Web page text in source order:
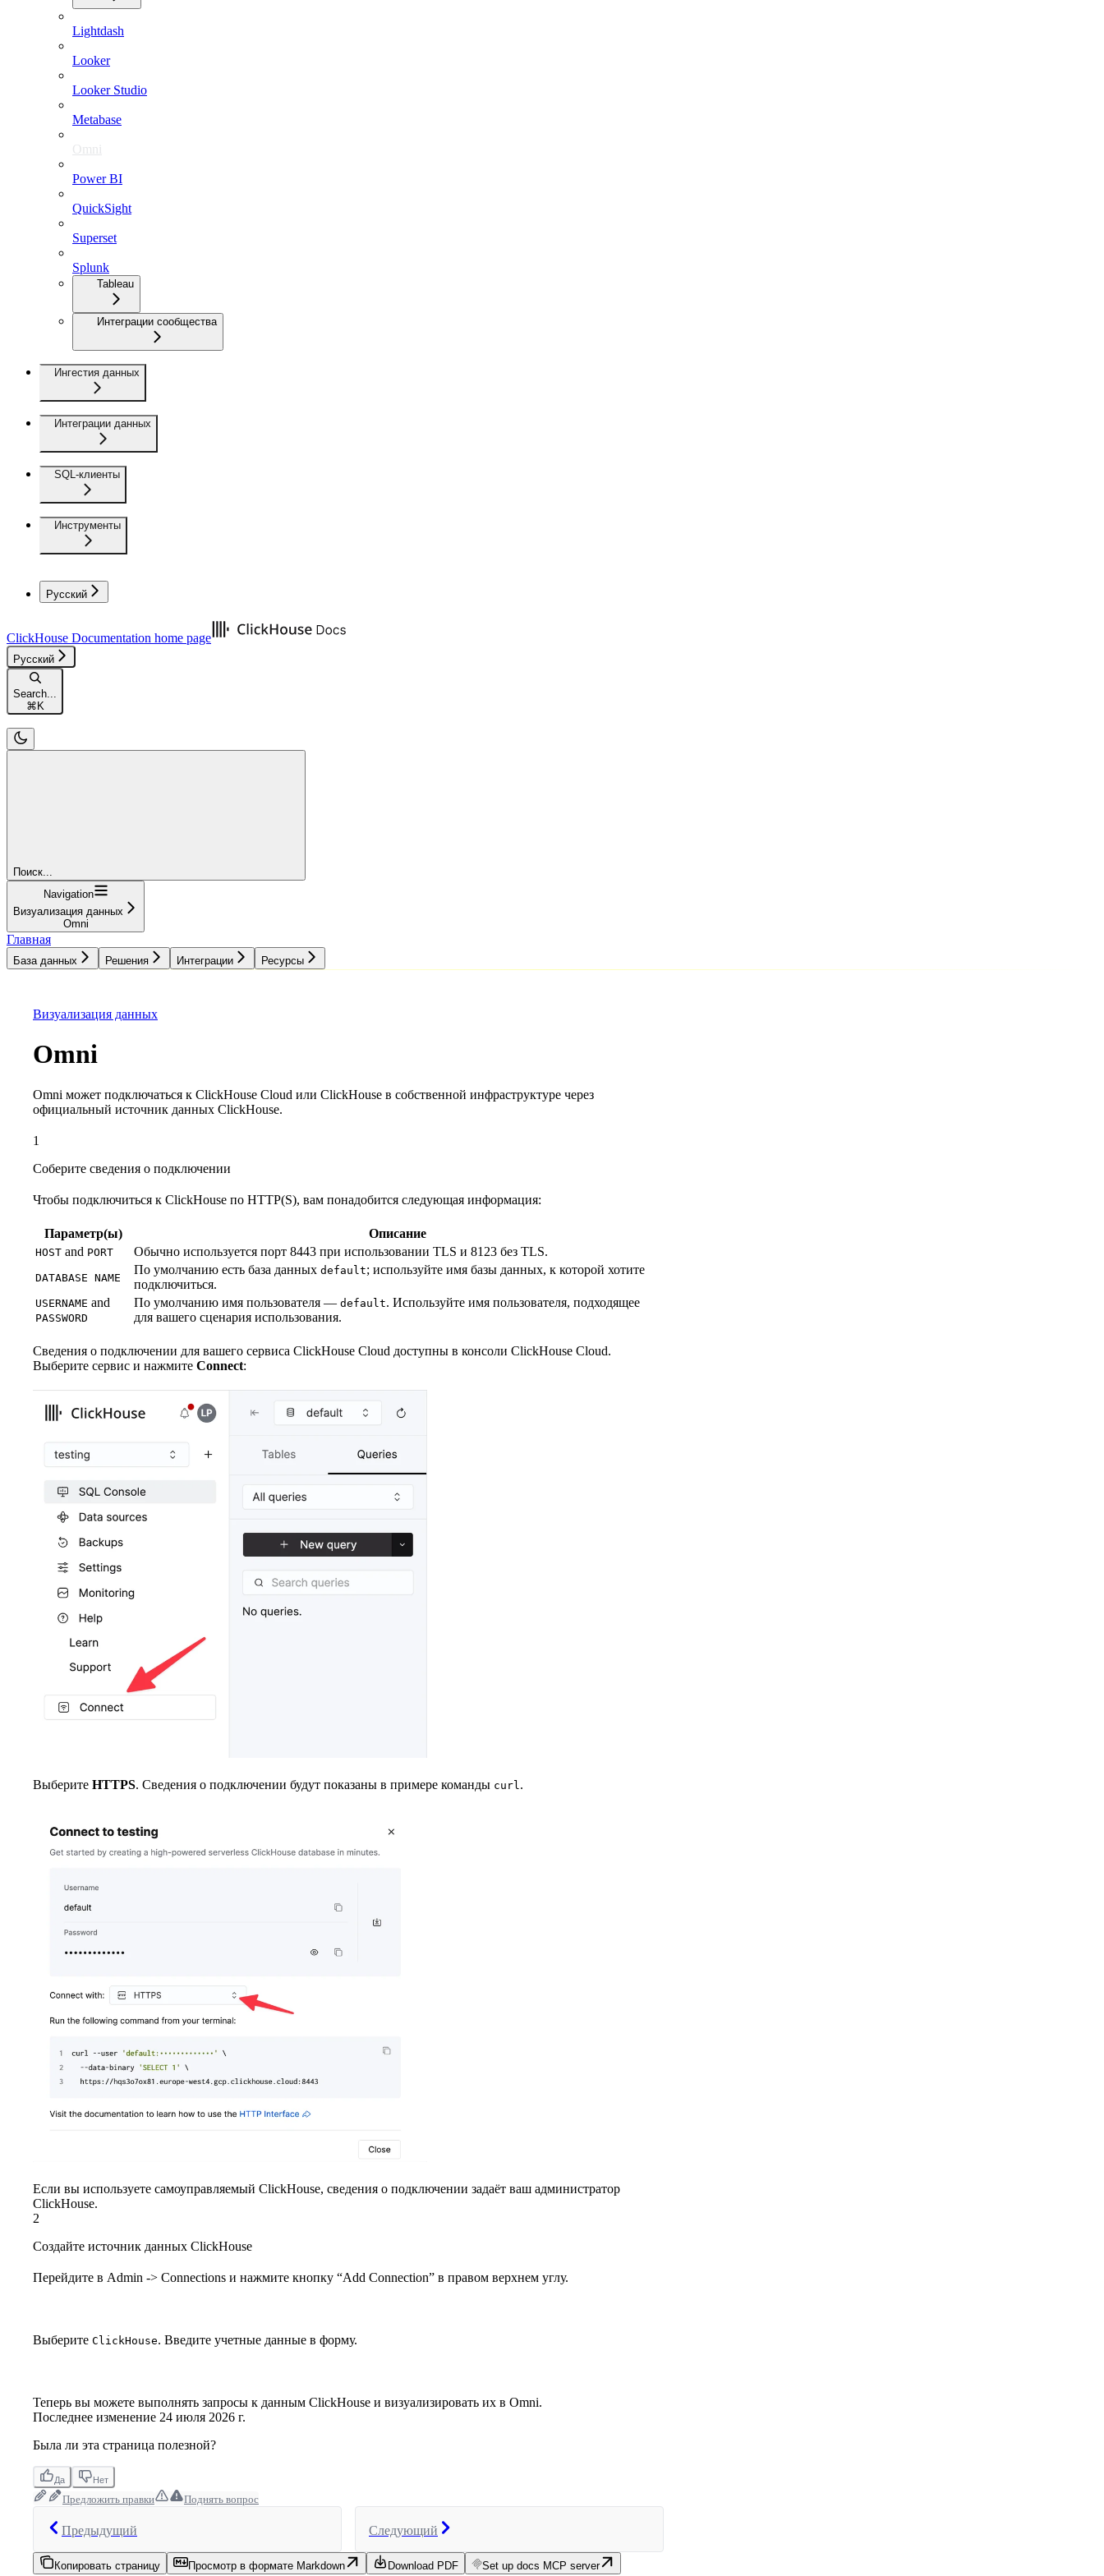
Lightdash
Looker
Looker Studio
Metabase
Omni
Power BI
QuickSight
Superset
Splunk
Tableau
Интеграции сообщества
Ингестия данных
Интеграции данных
SQL-клиенты
Инструменты
Русский
ClickHouse Documentation home page
Русский
Search...
⌘ K
Поиск...
Navigation
Визуализация данных
Omni
Главная
База данных Решения Интеграции Ресурсы
Визуализация данных
Omni
Omni может подключаться к ClickHouse Cloud или ClickHouse в собственной инфраструктуре через
официальный источник данных ClickHouse.
1
Соберите сведения о подключении
Чтобы подключиться к ClickHouse по HTTP(S), вам понадобится следующая информация:
Параметр(ы) Описание
HOST and PORT Обычно используется порт 8443 при использовании TLS и 8123 без TLS.
DATABASE NAME
По умолчанию есть база данных default; используйте имя базы данных, к которой хотите
подключиться.
USERNAME and
PASSWORD
По умолчанию имя пользователя — default. Используйте имя пользователя, подходящее
для вашего сценария использования.
Сведения о подключении для вашего сервиса ClickHouse Cloud доступны в консоли ClickHouse Cloud.
Выберите сервис и нажмите Connect:
Выберите HTTPS. Сведения о подключении будут показаны в примере команды curl .
Если вы используете самоуправляемый ClickHouse, сведения о подключении задаёт ваш администратор
ClickHouse.
2
Создайте источник данных ClickHouse
Перейдите в Admin -> Connections и нажмите кнопку “Add Connection” в правом верхнем углу.
Выберите ClickHouse. Введите учетные данные в форму.
Теперь вы можете выполнять запросы к данным ClickHouse и визуализировать их в Omni.
Последнее изменение 24 июля 2026 г.
Была ли эта страница полезной?
Да Нет
Предложить правки Поднять вопрос
Предыдущий Следующий
Копировать страницу Просмотр в формате Markdown Download PDF Set up docs MCP server